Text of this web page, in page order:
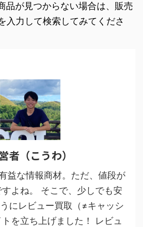
品が見つからない場合は、販売
入力して検索してみてくださ
者（こうわ）
益な情報商材。ただ、値段が
よね。 そこで、少しでも安
にレビュー買取（≠キャッシ
を立ち上げました！ レビュ